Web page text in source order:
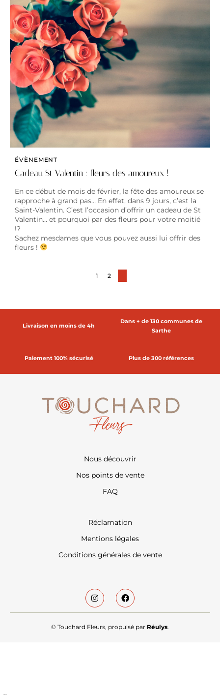
ÉVÈNEMENT
Cadeau St Valentin : fleurs des amoureux !
En ce début de mois de février, la fête des amoureux se
rapproche à grand pas… En effet, dans 9 jours, c’est la
Saint-Valentin. C’est l’occasion d’offrir un cadeau de St
Valentin… et pourquoi par des fleurs pour votre moitié
!?
Sachez mesdames que vous pouvez aussi lui offrir des
fleurs !
1 2
Livraison en moins de 4h
Dans + de 130 communes de
Sarthe
Paiement 100% sécurisé Plus de 300 références
Nous découvrir
Nos points de vente
FAQ
Réclamation
Mentions légales
Conditions générales de vente
© Touchard Fleurs, propulsé par Réulys.